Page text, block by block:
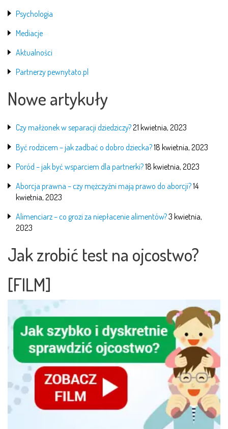
Psychologia
Mediacje
Aktualności
Partnerzy pewnytato.pl
Nowe artykuły
Czy małżonek w separacji dziedziczy?21 kwietnia, 2023
Być rodzicem – jak zadbać o dobro dziecka?18 kwietnia, 2023
Poród – jak być wsparciem dla partnerki?18 kwietnia, 2023
Aborcja prawna – czy mężczyźni mają prawo do aborcji?14
kwietnia, 2023
Alimenciarz – co grozi za niepłacenie alimentów?3 kwietnia,
2023
Jak zrobić test na ojcostwo?
[FILM]